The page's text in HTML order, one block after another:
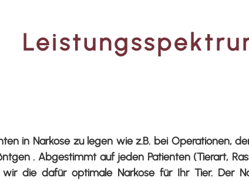
in Narkose zu legen wie z.B. bei Operationen,
. Abgestimmt auf jeden Patienten (Tierart,
die dafür optimale Narkose für Ihr Tier. Der